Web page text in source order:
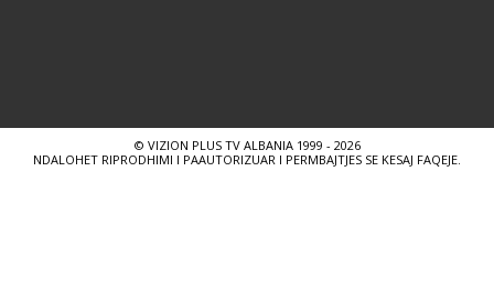
© VIZION PLUS TV ALBANIA 1999 - 2026
NDALOHET RIPRODHIMI I PAAUTORIZUAR I PERMBAJTJES SE KESAJ FAQEJE.